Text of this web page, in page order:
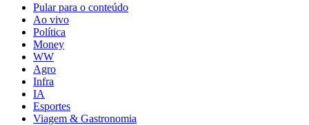
Pular para o conteúdo
Ao vivo
Política
Money
WW
Agro
Infra
IA
Esportes
Viagem & Gastronomia